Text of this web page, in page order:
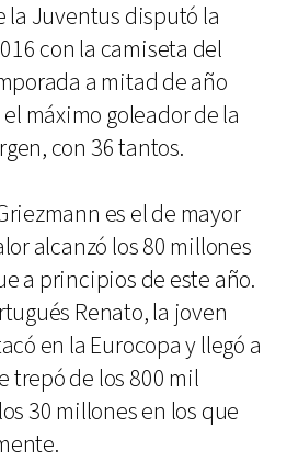
la Juventus disputó la
con la camiseta del
a mitad de año
máximo goleador de la
con 36 tantos.
es el de mayor
alcanzó los 80 millones
a principios de este año.
Renato, la joven
en la Eurocopa y llegó a
trepó de los 800 mil
30 millones en los que